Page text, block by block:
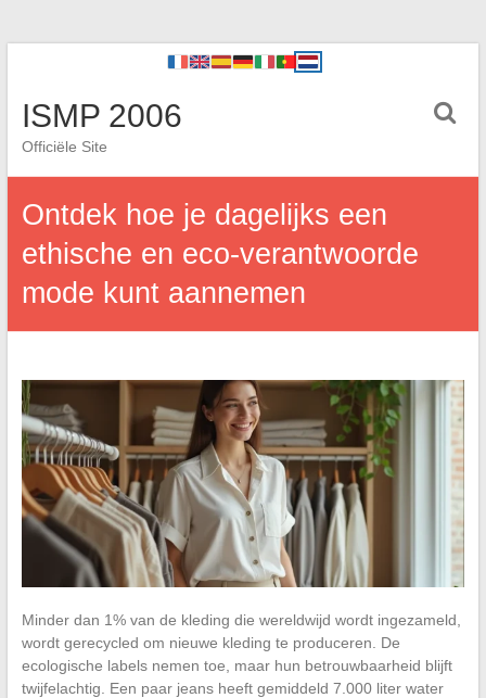
ISMP 2006
Officiële Site
Ontdek hoe je dagelijks een
ethische en eco-verantwoorde
mode kunt aannemen
Minder dan 1% van de kleding die wereldwijd wordt ingezameld,
wordt gerecycled om nieuwe kleding te produceren. De
ecologische labels nemen toe, maar hun betrouwbaarheid blijft
twijfelachtig. Een paar jeans heeft gemiddeld 7.000 liter water